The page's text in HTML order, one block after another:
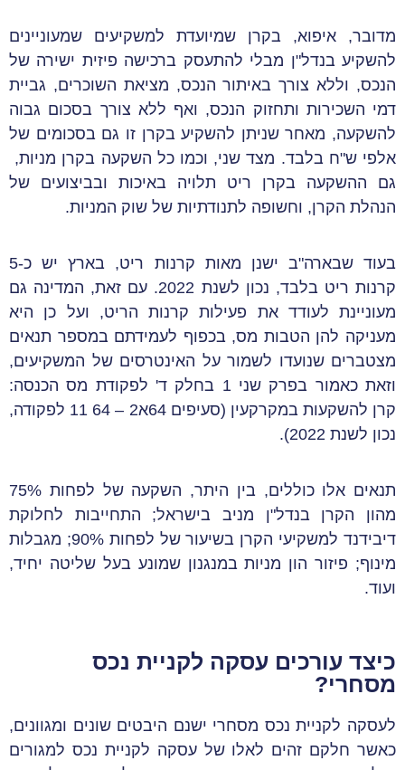
מדובר, איפוא, בקרן שמיועדת למשקיעים שמעוניינים
להשקיע בנדל"ן מבלי להתעסק ברכישה פיזית ישירה של
הנכס, וללא צורך באיתור הנכס, מציאת השוכרים, גביית
דמי השכירות ותחזוק הנכס, ואף ללא צורך בסכום גבוה
להשקעה, מאחר שניתן להשקיע בקרן זו גם בסכומים של
אלפי ש"ח בלבד. מצד שני, וכמו כל השקעה בקרן מניות,
גם ההשקעה בקרן ריט תלויה באיכות ובביצועים של
הנהלת הקרן, וחשופה לתנודתיות של שוק המניות.
בעוד שבארה"ב ישנן מאות קרנות ריט, בארץ יש כ-5
קרנות ריט בלבד, נכון לשנת 2022. עם זאת, המדינה גם
מעוניינת לעודד את פעילות קרנות הריט, ועל כן היא
מעניקה להן הטבות מס, בכפוף לעמידתם במספר תנאים
מצטברים שנועדו לשמור על האינטרסים של המשקיעים,
וזאת כאמור בפרק שני 1 בחלק ד' לפקודת מס הכנסה:
קרן להשקעות במקרקעין (סעיפים 64א2 – 64 11 לפקודה,
נכון לשנת 2022).
תנאים אלו כוללים, בין היתר, השקעה של לפחות 75%
מהון הקרן בנדל"ן מניב בישראל; התחייבות לחלוקת
דיבידנד למשקיעי הקרן בשיעור של לפחות 90%; מגבלות
מינוף; פיזור הון מניות במנגנון שמונע בעל שליטה יחיד,
ועוד.
כיצד עורכים עסקה לקניית נכס
מסחרי?
לעסקה לקניית נכס מסחרי ישנם היבטים שונים ומגוונים,
כאשר חלקם זהים לאלו של עסקה לקניית נכס למגורים